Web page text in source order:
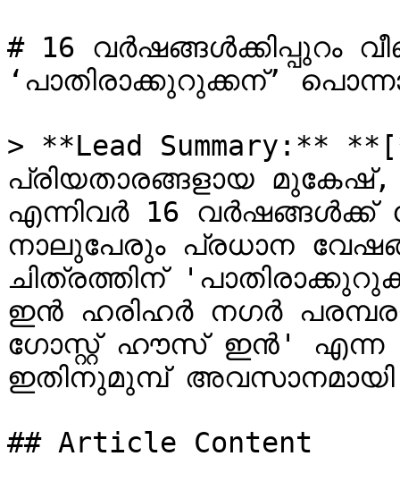
# 16 വര്‍ഷങ്ങള്‍ക്കിപ്പുറം
‘പാതിരാക്കുറുക്കന്’
> **Lead Summary:**
പ്രിയതാരങ്ങളായ
എന്നിവർ 16 വർഷങ്ങൾക്ക്
നാലുപേരും പ്രധാന
ചിത്രത്തിന്
ഇൻ ഹരിഹർ നഗർ
ഗോസ്റ്റ് ഹൗസ് ഇൻ' എന്ന
ഇതിനുമുമ്പ് അവസാനമായി
## Article Content